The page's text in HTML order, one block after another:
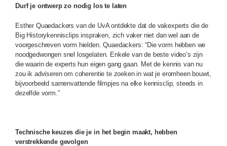
Durf je ontwerp zo nodig los te laten
Esther Quaedackers van de UvA ontdekte dat de vakexperts die de
Big Historykennisclips inspraken, zich vaker niet dan wel aan de
voorgeschreven vorm hielden. Quaedackers: “Die vorm hebben we
noodgedwongen snel losgelaten. Enkele van de beste video’s zijn
die waarin de experts hun eigen gang gaan. Met de kennis van nu
zou ik adviseren om coherentie te zoeken in wat je eromheen bouwt,
bijvoorbeeld samenvattende filmpjes na elke kennisclip, steeds in
dezelfde vorm.”
Technische keuzes die je in het begin maakt, hebben
verstrekkende gevolgen